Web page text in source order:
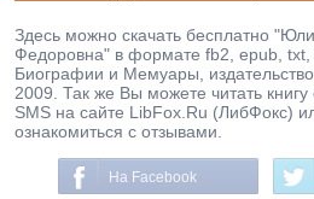
Здесь можно скачать бесплатно
Федоровна" в формате fb2, epub,
Биографии и Мемуары,
2009. Так же Вы можете читать
SMS на сайте LibFox.Ru (ЛибФокс)
ознакомиться с отзывами.
На Facebook